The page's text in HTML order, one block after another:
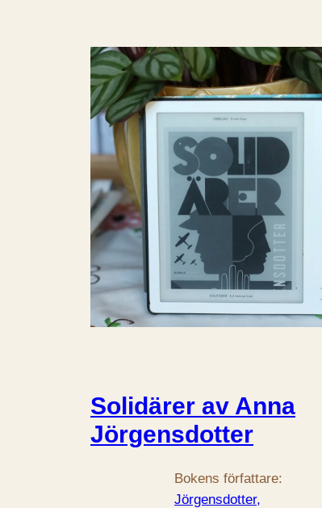
Solidärer av Anna
Jörgensdotter
Bokens författare:
Jörgensdotter,